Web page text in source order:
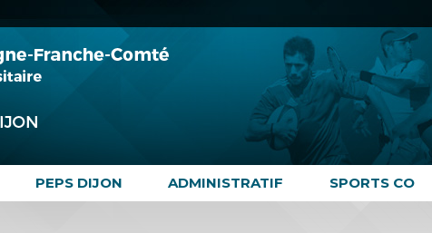
PEPS DIJON ADMINISTRATIF SPORTS CO